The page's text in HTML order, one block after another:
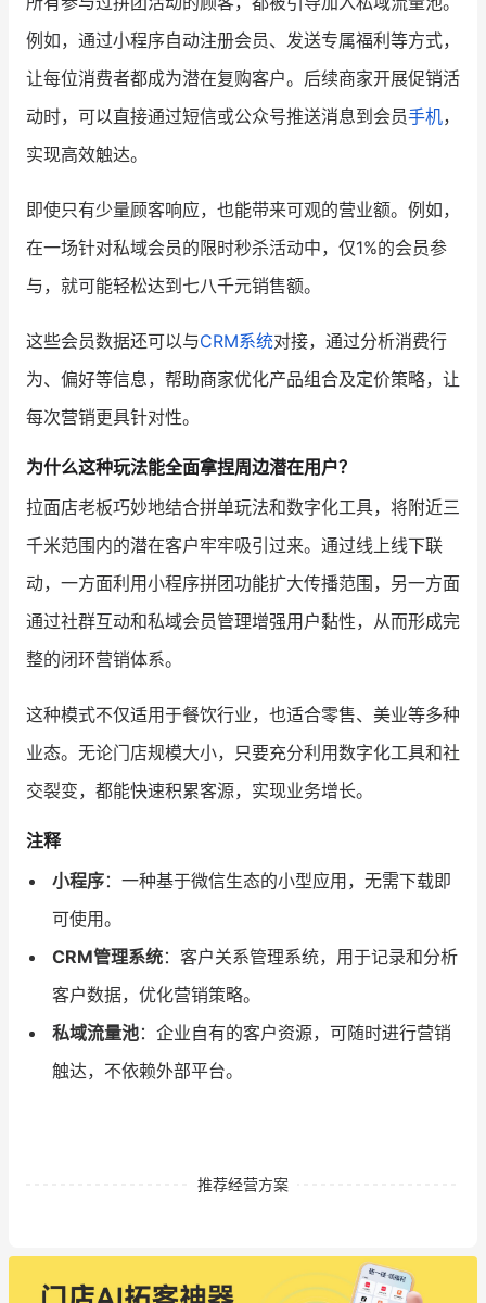
例如，通过小程序自动注册会员、发送专属福利等方式，
让每位消费者都成为潜在复购客户。后续商家开展促销活
动时，可以直接通过短信或公众号推送消息到会员手机，
实现高效触达。
即使只有少量顾客响应，也能带来可观的营业额。例如，
在一场针对私域会员的限时秒杀活动中，仅1%的会员参
与，就可能轻松达到七八千元销售额。
这些会员数据还可以与CRM系统对接，通过分析消费行
为、偏好等信息，帮助商家优化产品组合及定价策略，让
每次营销更具针对性。
为什么这种玩法能全面拿捏周边潜在用户？
拉面店老板巧妙地结合拼单玩法和数字化工具，将附近三
千米范围内的潜在客户牢牢吸引过来。通过线上线下联
动，一方面利用小程序拼团功能扩大传播范围，另一方面
通过社群互动和私域会员管理增强用户黏性，从而形成完
整的闭环营销体系。
这种模式不仅适用于餐饮行业，也适合零售、美业等多种
业态。无论门店规模大小，只要充分利用数字化工具和社
交裂变，都能快速积累客源，实现业务增长。
注释
小程序：一种基于微信生态的小型应用，无需下载即
可使用。
CRM管理系统：客户关系管理系统，用于记录和分析
客户数据，优化营销策略。
私域流量池：企业自有的客户资源，可随时进行营销
触达，不依赖外部平台。
推荐经营方案